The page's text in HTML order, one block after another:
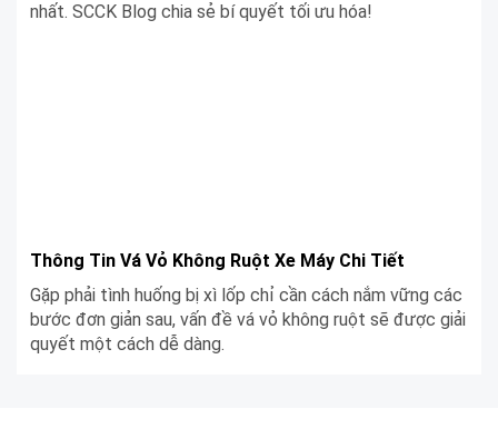
nhất. SCCK Blog chia sẻ bí quyết tối ưu hóa!
Thông Tin Vá Vỏ Không Ruột Xe Máy Chi Tiết
Gặp phải tình huống bị xì lốp chỉ cần cách nắm vững các
bước đơn giản sau, vấn đề vá vỏ không ruột sẽ được giải
quyết một cách dễ dàng.